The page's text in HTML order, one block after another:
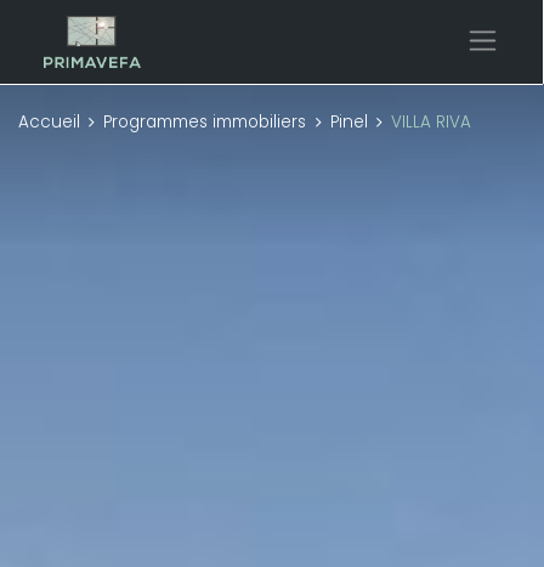
Accueil Programmes immobiliers Pinel VILLA RIVA